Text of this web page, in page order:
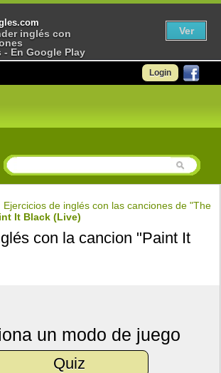
Login
Ejercicios de inglés con las canciones de "The
It Black (Live)
con la cancion "Paint It
un modo de juego
Quiz
inglés con
- En Google Play
Ver